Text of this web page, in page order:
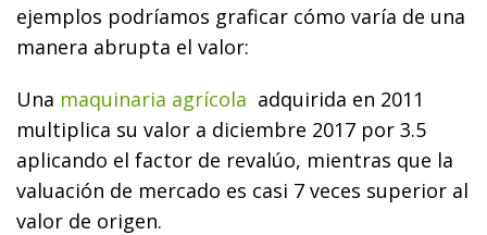
ejemplos podríamos graficar cómo varía de una
manera abrupta el valor:
Una maquinaria agrícola adquirida en 2011
multiplica su valor a diciembre 2017 por 3.5
aplicando el factor de revalúo, mientras que la
valuación de mercado es casi 7 veces superior al
valor de origen.